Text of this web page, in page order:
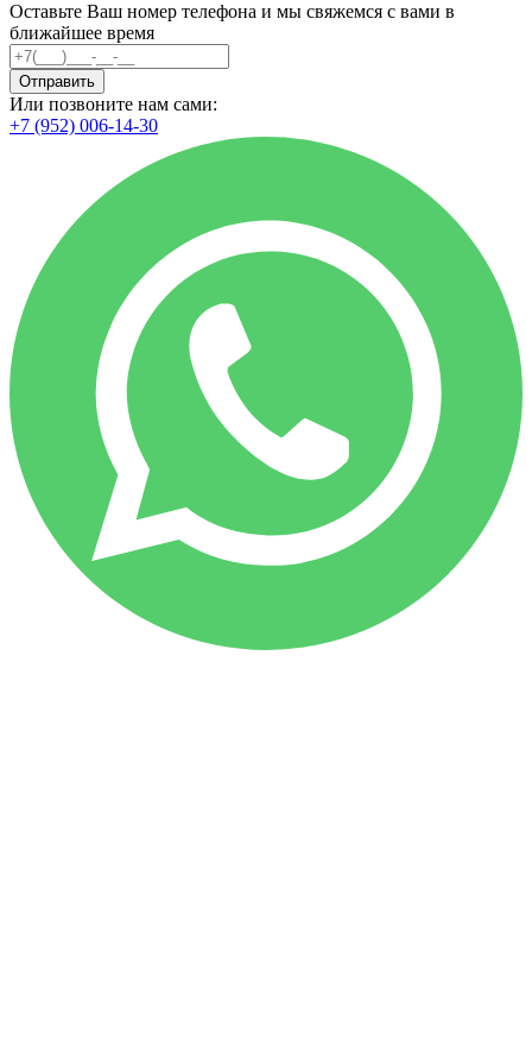
Оставьте Ваш номер телефона и мы свяжемся с вами в
ближайшее время
Отправить
Или позвоните нам сами:
+7 (952) 006-14-30